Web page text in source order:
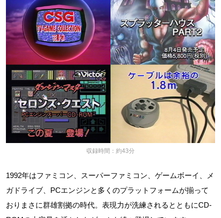
収録時間：約43分
1992年はファミコン、スーパーファミコン、ゲームボーイ、メ
ガドライブ、PCエンジンと多くのプラットフォームが揃って
おりまさに群雄割拠の時代。表現力が洗練されるとともにCD-